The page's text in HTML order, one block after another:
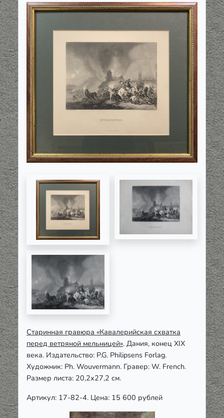
Старинная гравюра «Кавалерийская схватка
перед ветряной мельницей». Дания, конец XIX
века. Издательство: P.G. Philipsens Forlag.
Художник: Ph. Wouvermann. Гравер: W. French.
Размер листа: 20,2х27,2 см.
Артикул: 17-82-4. Цена: 15 600 рублей